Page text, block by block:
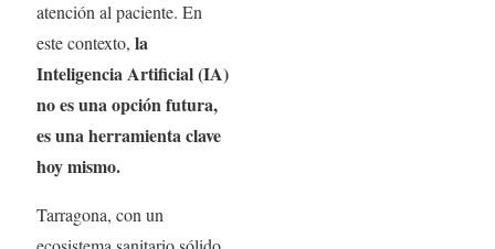
atención al paciente. En
este contexto, la
Inteligencia Artificial (IA)
no es una opción futura,
es una herramienta clave
hoy mismo.
Tarragona, con un